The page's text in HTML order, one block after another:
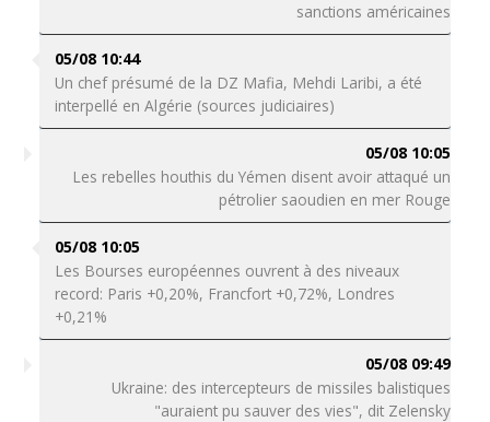
sanctions américaines
05/08 10:44
Un chef présumé de la DZ Mafia, Mehdi Laribi, a été
interpellé en Algérie (sources judiciaires)
05/08 10:05
Les rebelles houthis du Yémen disent avoir attaqué un
pétrolier saoudien en mer Rouge
05/08 10:05
Les Bourses européennes ouvrent à des niveaux
record: Paris +0,20%, Francfort +0,72%, Londres
+0,21%
05/08 09:49
Ukraine: des intercepteurs de missiles balistiques
"auraient pu sauver des vies", dit Zelensky